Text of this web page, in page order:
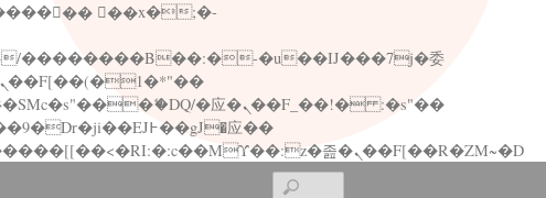
矁[��x�ZM~�n"��IB؃��!'����Тѕ��+��(m��IK�ʭ�/|��ϐܢ��F[��x�ZMz�G�� %嬩�/c��������[[��<�RI:�:c��MΎ��:z�졾�ܢ��F[��R�ZM~�D